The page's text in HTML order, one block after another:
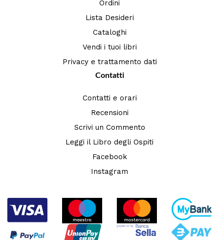
Ordini
Lista Desideri
Cataloghi
Vendi i tuoi libri
Privacy e trattamento dati
Contatti
Contatti e orari
Recensioni
Scrivi un Commento
Leggi il Libro degli Ospiti
Facebook
Instagram